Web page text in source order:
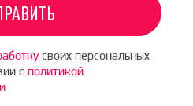
своих персональных
с политикой